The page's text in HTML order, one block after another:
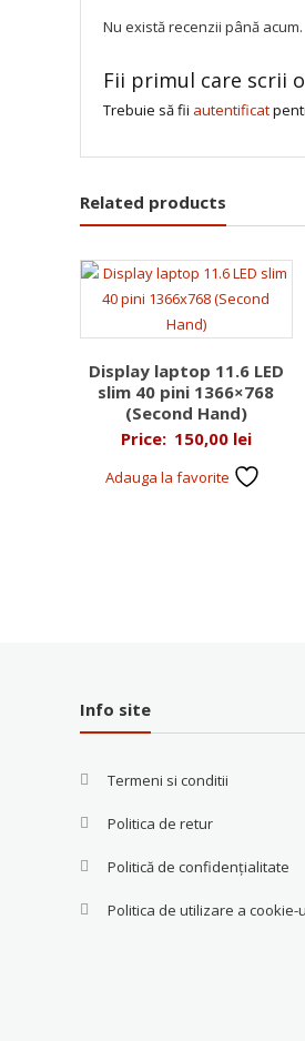
Nu există recenzii până acum.
Fii primul care scrii
Trebuie să fii autentificat
Related products
Display laptop 11.6 LED
slim 40 pini 1366×768
(Second Hand)
Price: 150,00 lei
Adauga la favorite
Info site
Termeni si conditii
Politica de retur
Politică de confidențialitate
Politica de utilizare a cookie-